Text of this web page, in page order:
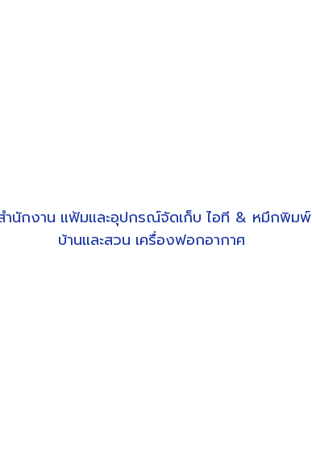
นักงาน แฟ้มและอุปกรณ์จัดเก็บ ไอที & หมึกพิมพ์
บ้านและสวน เครื่องฟอกอากาศ